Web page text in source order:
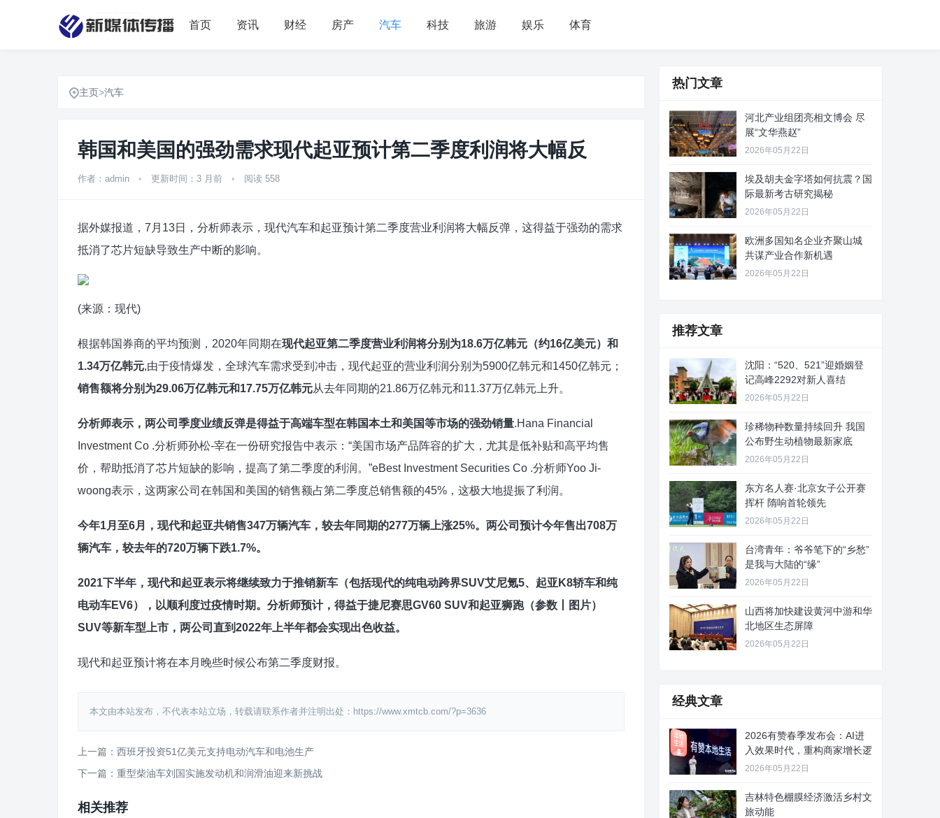
首页 资讯 财经 房产 汽车 科技 旅游 娱乐 体育
主页>汽车
韩国和美国的强劲需求现代起亚预计第二季度利润将大幅反
作者：admin • 更新时间：3 月前 • 阅读 558
据外媒报道，7月13日，分析师表示，现代汽车和起亚预计第二季度营业利润将大幅反弹，这得益于强劲的需求
抵消了芯片短缺导致生产中断的影响。
(来源：现代)
根据韩国券商的平均预测，2020年同期在现代起亚第二季度营业利润将分别为18.6万亿韩元（约16亿美元）和
1.34万亿韩元,由于疫情爆发，全球汽车需求受到冲击，现代起亚的营业利润分别为5900亿韩元和1450亿韩元；
销售额将分别为29.06万亿韩元和17.75万亿韩元从去年同期的21.86万亿韩元和11.37万亿韩元上升。
分析师表示，两公司季度业绩反弹是得益于高端车型在韩国本土和美国等市场的强劲销量.Hana Financial
Investment Co .分析师孙松-宰在一份研究报告中表示：“美国市场产品阵容的扩大，尤其是低补贴和高平均售
价，帮助抵消了芯片短缺的影响，提高了第二季度的利润。”eBest Investment Securities Co .分析师Yoo Ji-
woong表示，这两家公司在韩国和美国的销售额占第二季度总销售额的45%，这极大地提振了利润。
今年1月至6月，现代和起亚共销售347万辆汽车，较去年同期的277万辆上涨25%。两公司预计今年售出708万
辆汽车，较去年的720万辆下跌1.7%。
2021下半年，现代和起亚表示将继续致力于推销新车（包括现代的纯电动跨界SUV艾尼氪5、起亚K8轿车和纯
电动车EV6），以顺利度过疫情时期。分析师预计，得益于捷尼赛思GV60 SUV和起亚狮跑（参数丨图片）
SUV等新车型上市，两公司直到2022年上半年都会实现出色收益。
现代和起亚预计将在本月晚些时候公布第二季度财报。
本文由本站发布，不代表本站立场，转载请联系作者并注明出处：https://www.xmtcb.com/?p=3636
上一篇：西班牙投资51亿美元支持电动汽车和电池生产
下一篇：重型柴油车刘国实施发动机和润滑油迎来新挑战
相关推荐
热门文章
河北产业组团亮相文博会 尽
展“文华燕赵”
2026年05月22日
埃及胡夫金字塔如何抗震？国
际最新考古研究揭秘
2026年05月22日
欧洲多国知名企业齐聚山城
共谋产业合作新机遇
2026年05月22日
推荐文章
沈阳：“520、521”迎婚姻登
记高峰2292对新人喜结
2026年05月22日
珍稀物种数量持续回升 我国
公布野生动植物最新家底
2026年05月22日
东方名人赛·北京女子公开赛
挥杆 隋响首轮领先
2026年05月22日
台湾青年：爷爷笔下的“乡愁”
是我与大陆的“缘”
2026年05月22日
山西将加快建设黄河中游和华
北地区生态屏障
2026年05月22日
经典文章
2026有赞春季发布会：AI进
入效果时代，重构商家增长逻
2026年05月22日
吉林特色棚膜经济激活乡村文
旅动能